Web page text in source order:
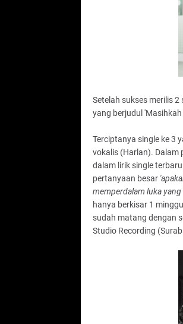
Setelah sukses merilis
yang berjudul
Terciptanya single ke 3
vokalis (Harlan). Dalam
dalam lirik single
pertanyaan besar
memperdalam luka
hanya berkisar 1
sudah matang dengan
Studio Recording